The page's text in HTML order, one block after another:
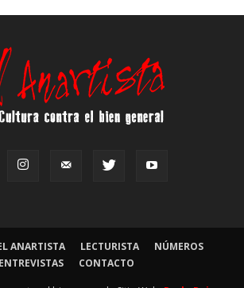
ANARTISTA LECTURISTA
NÚMEROS
ENTREVISTAS
CONTACTO